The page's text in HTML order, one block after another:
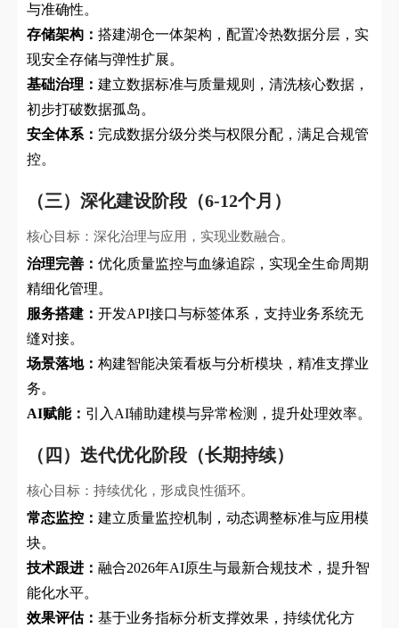
与准确性。
存储架构： 搭建湖仓一体架构，配置冷热数据分层，实
现安全存储与弹性扩展。
基础治理： 建立数据标准与质量规则，清洗核心数据，
初步打破数据孤岛。
安全体系： 完成数据分级分类与权限分配，满足合规管
控。
（三）深化建设阶段（6-12个月）
核心目标：深化治理与应用，实现业数融合。
治理完善： 优化质量监控与血缘追踪，实现全生命周期
精细化管理。
服务搭建： 开发API接口与标签体系，支持业务系统无
缝对接。
场景落地： 构建智能决策看板与分析模块，精准支撑业
务。
AI赋能： 引入AI辅助建模与异常检测，提升处理效率。
（四）迭代优化阶段（长期持续）
核心目标：持续优化，形成良性循环。
常态监控： 建立质量监控机制，动态调整标准与应用模
块。
技术跟进： 融合2026年AI原生与最新合规技术，提升智
能化水平。
效果评估： 基于业务指标分析支撑效果，持续优化方